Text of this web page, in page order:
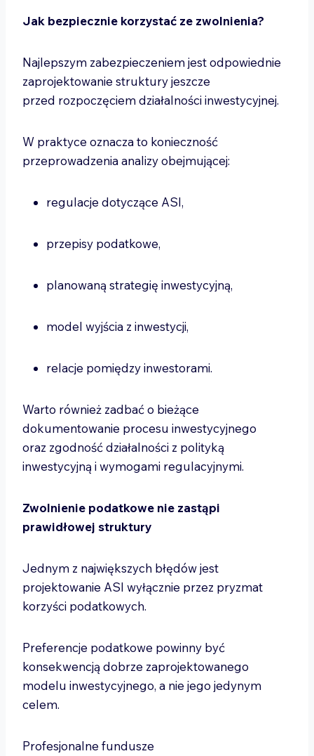
Jak bezpiecznie korzystać ze zwolnienia?
Najlepszym zabezpieczeniem jest odpowiednie
zaprojektowanie struktury jeszcze
przed rozpoczęciem działalności inwestycyjnej.
W praktyce oznacza to konieczność
przeprowadzenia analizy obejmującej:
regulacje dotyczące ASI,
przepisy podatkowe,
planowaną strategię inwestycyjną,
model wyjścia z inwestycji,
relacje pomiędzy inwestorami.
Warto również zadbać o bieżące
dokumentowanie procesu inwestycyjnego
oraz zgodność działalności z polityką
inwestycyjną i wymogami regulacyjnymi.
Zwolnienie podatkowe nie zastąpi
prawidłowej struktury
Jednym z największych błędów jest
projektowanie ASI wyłącznie przez pryzmat
korzyści podatkowych.
Preferencje podatkowe powinny być
konsekwencją dobrze zaprojektowanego
modelu inwestycyjnego, a nie jego jedynym
celem.
Profesjonalne fundusze